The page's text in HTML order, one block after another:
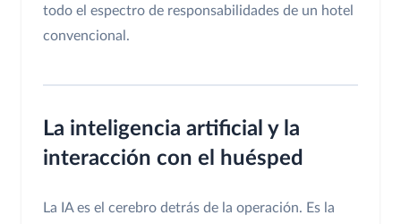
todo el espectro de responsabilidades de un hotel
convencional.
La inteligencia artificial y la
interacción con el huésped
La IA es el cerebro detrás de la operación. Es la